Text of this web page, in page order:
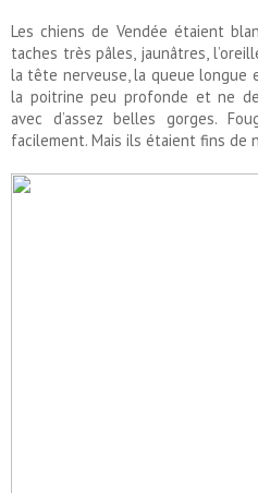
Les chiens de Vendée étaient
taches très pâles, jaunâtres,
la tête nerveuse, la queue longue
la poitrine peu profonde et ne
avec d’assez belles gorges.
facilement. Mais ils étaient fins